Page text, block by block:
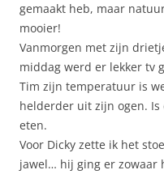
gemaakt heb, maar
mooier!
Vanmorgen met zijn
middag werd er lekker tv
Tim zijn temperatuur is
helderder uit zijn ogen.
eten.
Voor Dicky zette ik het
jawel… hij ging er zowaar